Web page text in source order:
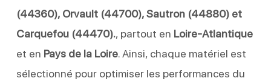
(44360), Orvault (44700), Sautron (44880) et
Carquefou (44470)., partout en Loire-Atlantique
et en Pays de la Loire. Ainsi, chaque matériel est
sélectionné pour optimiser les performances du